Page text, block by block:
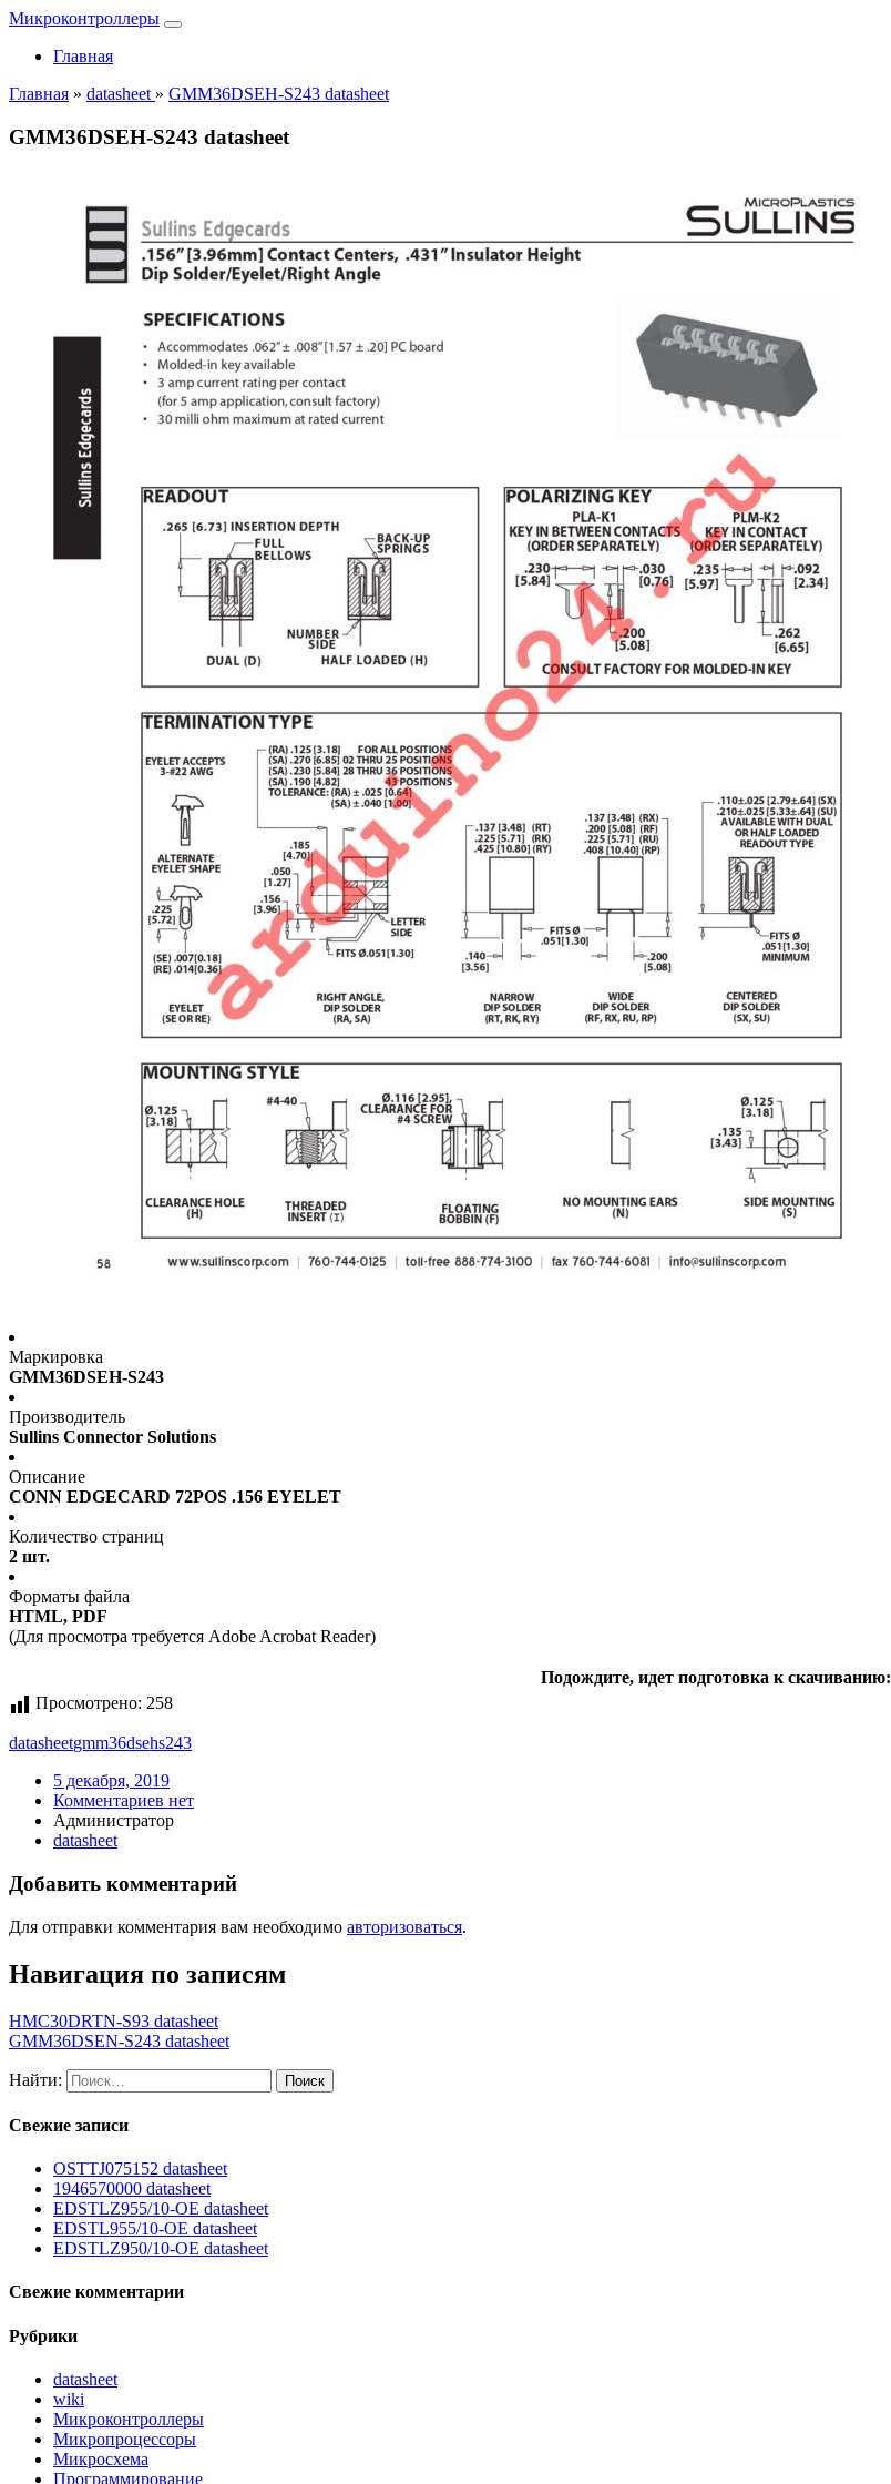
Микроконтроллеры
Главная
Главная » datasheet » GMM36DSEH-S243 datasheet
GMM36DSEH-S243 datasheet
Маркировка
GMM36DSEH-S243
Производитель
Sullins Connector Solutions
Описание
CONN EDGECARD 72POS .156 EYELET
Количество страниц
2 шт.
Форматы файла
HTML, PDF
(Для просмотра требуется Adobe Acrobat Reader)
Подождите, идет подготовка к скачиванию:
Просмотрено: 258
datasheetgmm36dsehs243
5 декабря, 2019
Комментариев нет
Администратор
datasheet
Добавить комментарий
Для отправки комментария вам необходимо авторизоваться.
Навигация по записям
HMC30DRTN-S93 datasheet
GMM36DSEN-S243 datasheet
Найти:
Свежие записи
OSTTJ075152 datasheet
1946570000 datasheet
EDSTLZ955/10-OE datasheet
EDSTL955/10-OE datasheet
EDSTLZ950/10-OE datasheet
Свежие комментарии
Рубрики
datasheet
wiki
Микроконтроллеры
Микропроцессоры
Микросхема
Программирование